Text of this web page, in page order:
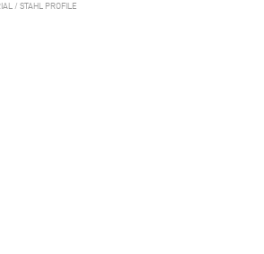
/ STAHL PROFILE